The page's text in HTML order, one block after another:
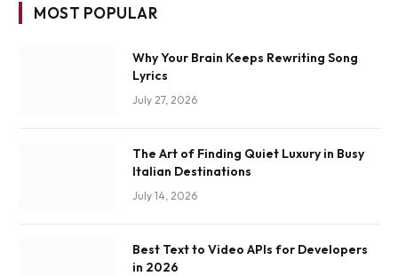
MOST POPULAR
Why Your Brain Keeps Rewriting Song
Lyrics
July 27, 2026
The Art of Finding Quiet Luxury in Busy
Italian Destinations
July 14, 2026
Best Text to Video APIs for Developers
in 2026